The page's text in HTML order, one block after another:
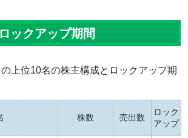
ックアップ期間
上位10名の株主構成とロックアップ期
株数 売出数
ロック
アップ